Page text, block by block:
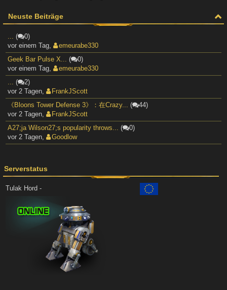
Neuste Beiträge
... (
0)
vor einem Tag,
emeurabe330
Geek Bar Pulse X... (
0)
vor einem Tag,
emeurabe330
... (
2)
vor 2 Tagen,
FrankJScott
《Bloons Tower Defense 3》：在Crazy... (
44)
vor 2 Tagen,
FrankJScott
A27;ja Wilson27;s popularity throws... (
0)
vor 2 Tagen, Goodlow
Serverstatus
Tulak Hord -